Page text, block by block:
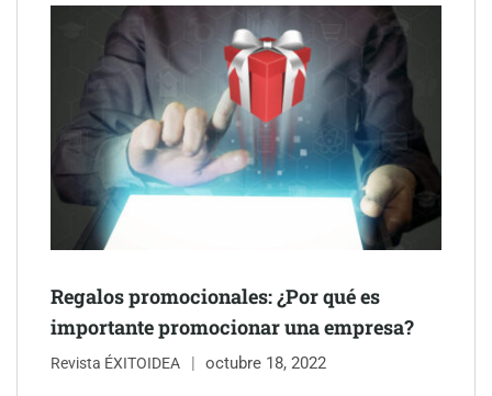
Brisas del Estrecho abastece a la hostelería de Sevilla
conectando lonjas con establecimientos
Regalos promocionales: ¿Por qué es
importante promocionar una empresa?
Revista ÉXITOIDEA octubre 18, 2022